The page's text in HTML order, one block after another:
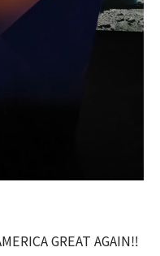
GREAT AGAIN‼️